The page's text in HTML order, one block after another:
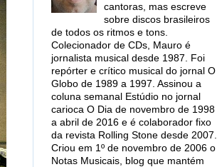
cantoras, mas escreve
sobre discos brasileiros
de todos os ritmos e tons.
Colecionador de CDs, Mauro é
jornalista musical desde 1987. Foi
repórter e crítico musical do jornal O
Globo de 1989 a 1997. Assinou a
coluna semanal Estúdio no jornal
carioca O Dia de novembro de 1998
a abril de 2016 e é colaborador fixo
da revista Rolling Stone desde 2007.
Criou em 1º de novembro de 2006 o
Notas Musicais, blog que mantém